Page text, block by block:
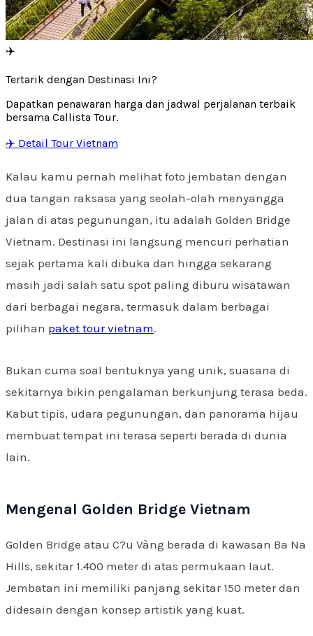
✈️
Tertarik dengan Destinasi Ini?
Dapatkan penawaran harga dan jadwal perjalanan terbaik
bersama Callista Tour.
✈️ Detail Tour Vietnam
Kalau kamu pernah melihat foto jembatan dengan
dua tangan raksasa yang seolah-olah menyangga
jalan di atas pegunungan, itu adalah Golden Bridge
Vietnam. Destinasi ini langsung mencuri perhatian
sejak pertama kali dibuka dan hingga sekarang
masih jadi salah satu spot paling diburu wisatawan
dari berbagai negara, termasuk dalam berbagai
pilihan paket tour vietnam.
Bukan cuma soal bentuknya yang unik, suasana di
sekitarnya bikin pengalaman berkunjung terasa beda.
Kabut tipis, udara pegunungan, dan panorama hijau
membuat tempat ini terasa seperti berada di dunia
lain.
Mengenal Golden Bridge Vietnam
Golden Bridge atau C?u Vàng berada di kawasan Ba Na
Hills, sekitar 1.400 meter di atas permukaan laut.
Jembatan ini memiliki panjang sekitar 150 meter dan
didesain dengan konsep artistik yang kuat.